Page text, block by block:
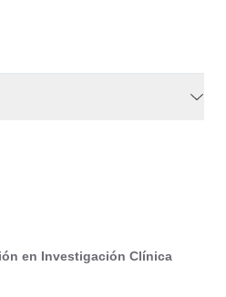
en Investigación Clínica